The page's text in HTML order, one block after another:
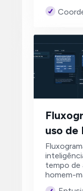
uso de
tempo de
homem-